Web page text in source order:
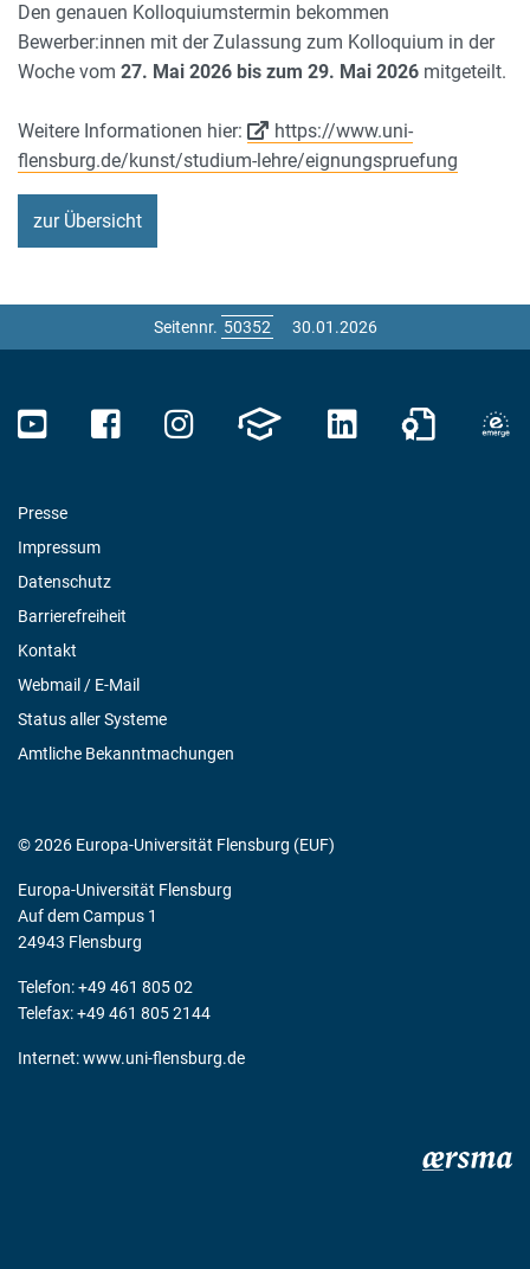
Den genauen Kolloquiumstermin bekommen
Bewerber:innen mit der Zulassung zum Kolloquium in der
Woche vom 27. Mai 2026 bis zum 29. Mai 2026 mitgeteilt.
Weitere Informationen hier:
https://www.uni-
flensburg.de/kunst/studium-lehre/eignungspruefung
zur Übersicht
Seitennr. 30.01.2026
Presse
Impressum
Datenschutz
Barrierefreiheit
Kontakt
Webmail / E-Mail
Status aller Systeme
Amtliche Bekanntmachungen
© 2026 Europa-Universität Flensburg (EUF)
Europa-Universität Flensburg
Auf dem Campus 1
24943 Flensburg
Telefon: +49 461 805 02
Telefax: +49 461 805 2144
Internet:www.uni-flensburg.de